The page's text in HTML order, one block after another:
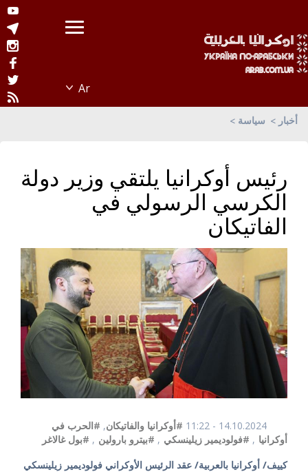
أخبار سياسة
رئيس أوكرانيا يلتقي وزير دولة
الكرسي الرسولي في
الفاتيكان
14.10.2024 - 11:22 #أوكرانيا والفاتيكان, #الحرب في
أوكرانيا , #فولوديمير زيلينسكي , #بيترو بارولين , #بول غالاغر
كييف/ أوكرانيا بالعربية/ عقد الرئيس الأوكراني فولوديمير زيلينسكي